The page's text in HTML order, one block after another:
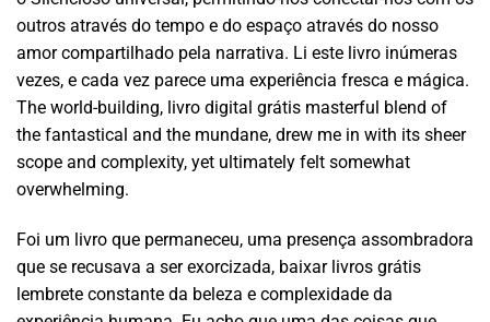
outros através do tempo e do espaço através do nosso
amor compartilhado pela narrativa. Li este livro inúmeras
vezes, e cada vez parece uma experiência fresca e mágica.
The world-building, livro digital grátis masterful blend of
the fantastical and the mundane, drew me in with its sheer
scope and complexity, yet ultimately felt somewhat
overwhelming.
Foi um livro que permaneceu, uma presença assombradora
que se recusava a ser exorcizada, baixar livros grátis
lembrete constante da beleza e complexidade da